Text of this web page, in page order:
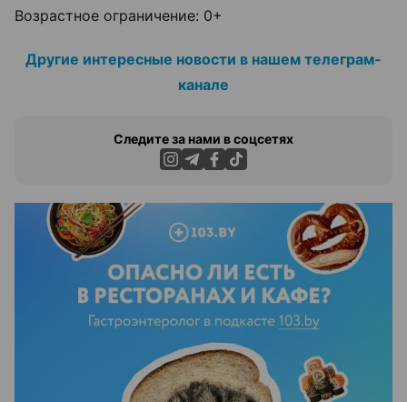
Возрастное ограничение: 0+
Другие интересные новости в нашем телеграм-
канале
Следите за нами в соцсетях